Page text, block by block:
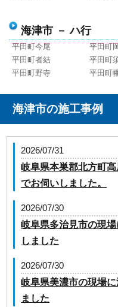
海津市 － ハ行
平田町今尾 平田町
平田町者結
平田町
平田町野寺
平田町
海津市の施工事例
2026/07/31
岐阜県本巣郡北方町
でお伺いしました。
2026/07/30
岐阜県多治見市の現
しました
2026/07/30
岐阜県美濃市の現場
ました